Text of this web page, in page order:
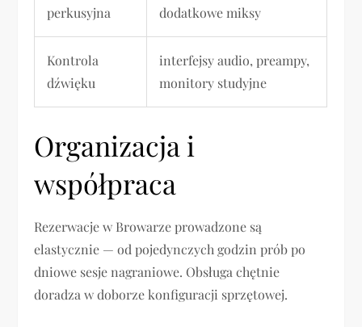
perkusyjna
dodatkowe miksy
Kontrola
dźwięku
interfejsy audio, preampy,
monitory studyjne
Organizacja i
współpraca
Rezerwacje w Browarze prowadzone są
elastycznie — od pojedynczych godzin prób po
dniowe sesje nagraniowe. Obsługa chętnie
doradza w doborze konfiguracji sprzętowej.